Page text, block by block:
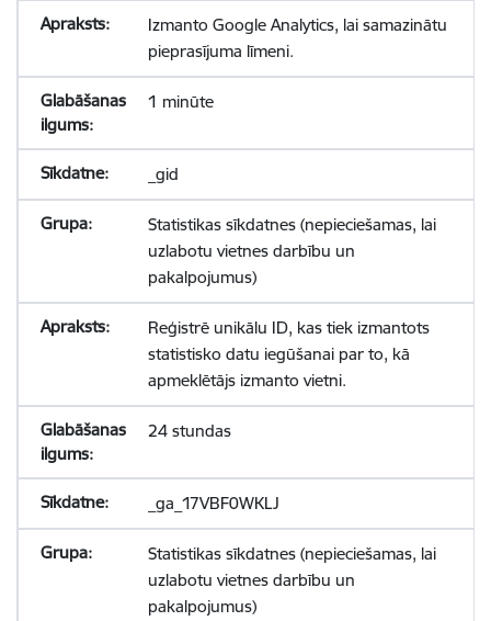
Izmanto Google Analytics, lai samazinātu
pieprasījuma līmeni.
1 minūte
_gid
Statistikas sīkdatnes (nepieciešamas, lai
uzlabotu vietnes darbību un
pakalpojumus)
Reģistrē unikālu ID, kas tiek izmantots
statistisko datu iegūšanai par to, kā
apmeklētājs izmanto vietni.
24 stundas
_ga_17VBF0WKLJ
Statistikas sīkdatnes (nepieciešamas, lai
uzlabotu vietnes darbību un
pakalpojumus)